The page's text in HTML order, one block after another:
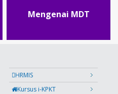
Mengenai MDT
HRMIS
Kursus i-KPKT